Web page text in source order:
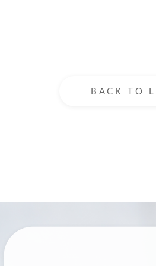
BACK TO